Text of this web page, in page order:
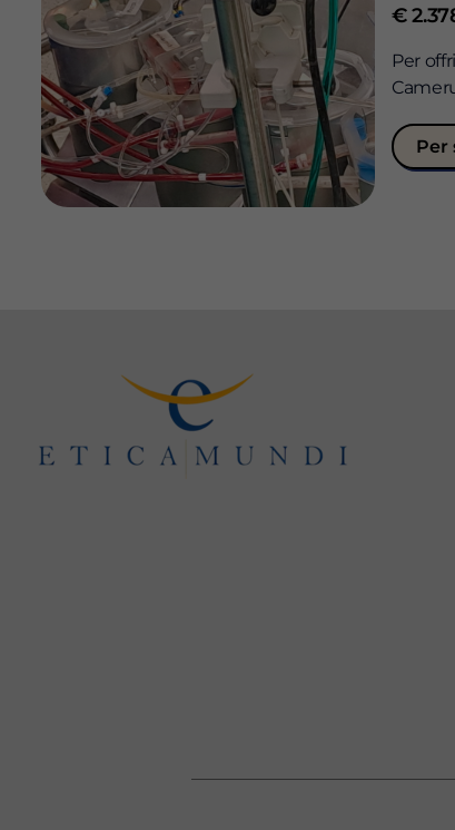
€
Per
Per